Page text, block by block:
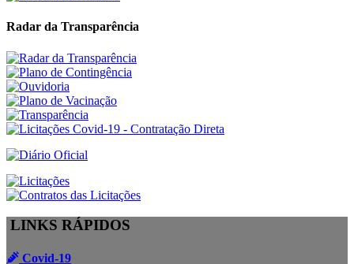
Radar da Transparência
LINKS RÁPIDOS
Covid-19